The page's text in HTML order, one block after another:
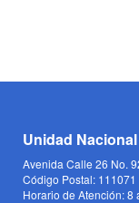
Unidad
Avenida Calle 26 No.
Código Postal: 111071
Horario de Atención: 8